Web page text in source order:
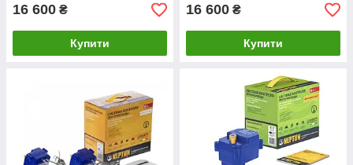
16 600 ₴
Купити
16 600 ₴
Купити